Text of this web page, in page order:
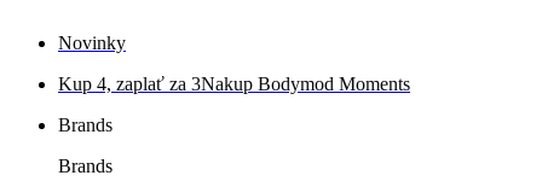
Novinky
Kup 4, zaplať za 3Nakup Bodymod Moments
Brands
Brands